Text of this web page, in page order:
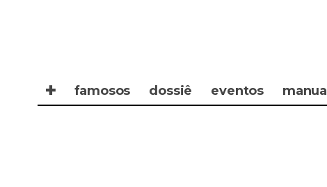
✚ famosos dossiê eventos manual